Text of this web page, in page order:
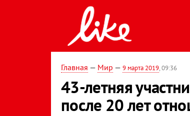
Главная — Мир — 9 марта 2019, 09:36
43-летняя
после 20 лет